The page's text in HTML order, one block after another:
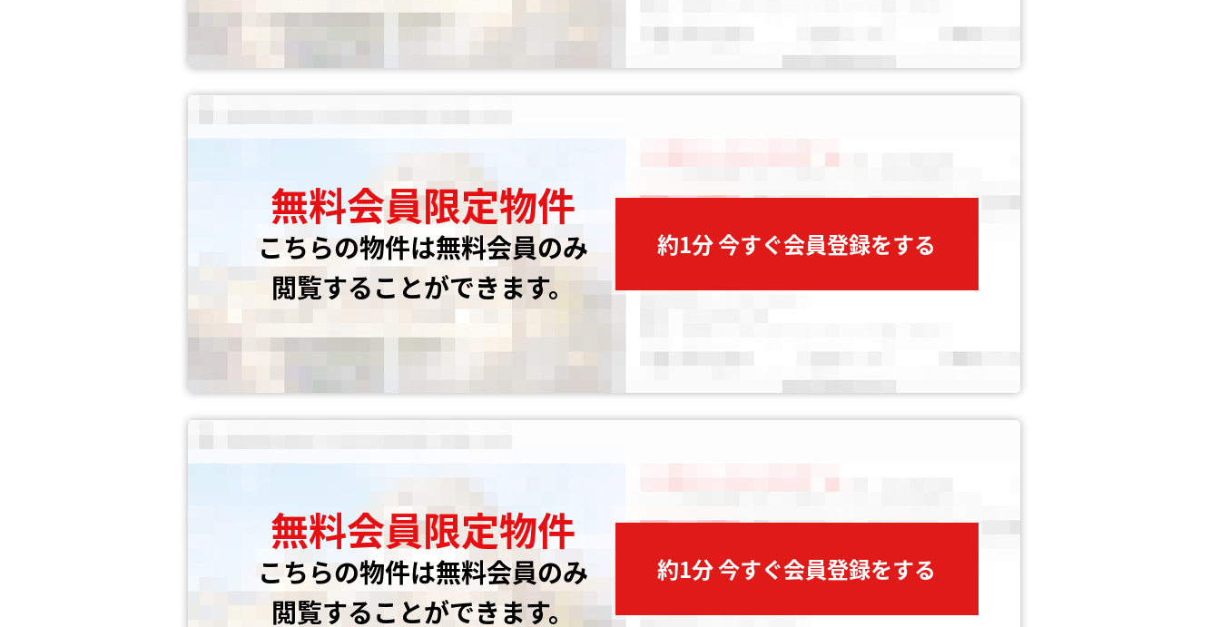
無料会員限定物件
こちらの物件は無料会員のみ
閲覧することができます。
約1分 今すぐ会員登録をする
無料会員限定物件
こちらの物件は無料会員のみ
閲覧することができます。
約1分 今すぐ会員登録をする